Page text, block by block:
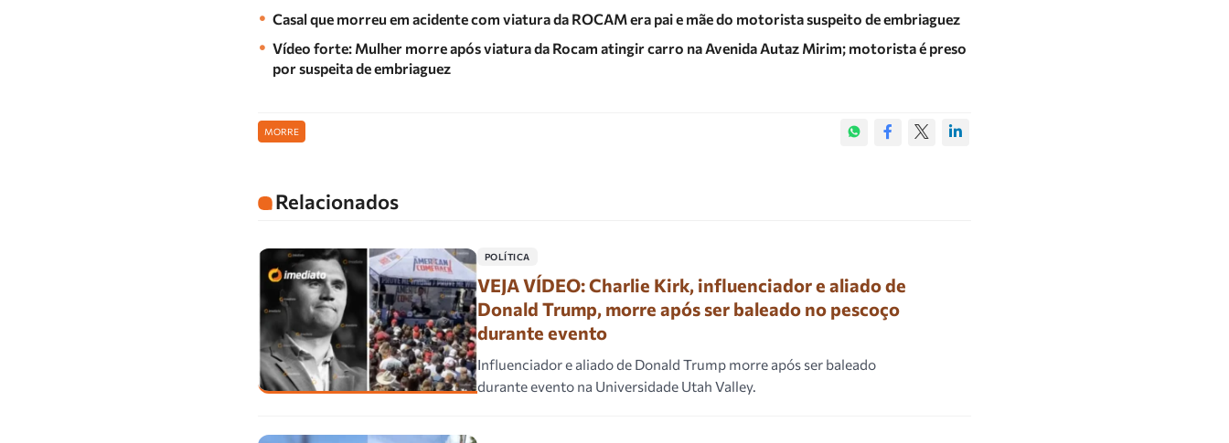
Casal que morreu em acidente com viatura da ROCAM era pai e mãe do motorista suspeito de embriaguez
Vídeo forte: Mulher morre após viatura da Rocam atingir carro na Avenida Autaz Mirim; motorista é preso
por suspeita de embriaguez
MORRE
Relacionados
POLÍTICA
VEJA VÍDEO: Charlie Kirk, influenciador e aliado de
Donald Trump, morre após ser baleado no pescoço
durante evento
Influenciador e aliado de Donald Trump morre após ser baleado
durante evento na Universidade Utah Valley.